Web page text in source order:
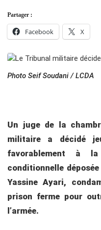
Partager :
Facebook X
Photo Seif Soudani / LCDA
Un juge de la
militaire a décidé
favorablement à
conditionnelle
Yassine Ayari,
prison ferme pour
l’armée.